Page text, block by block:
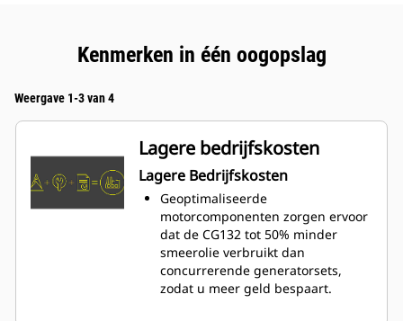
Kenmerken in één oogopslag
Weergave 1-3 van 4
Lagere bedrijfskosten
Lagere Bedrijfskosten
Geoptimaliseerde
motorcomponenten zorgen ervoor
dat de CG132 tot 50% minder
smeerolie verbruikt dan
concurrerende generatorsets,
zodat u meer geld bespaart.